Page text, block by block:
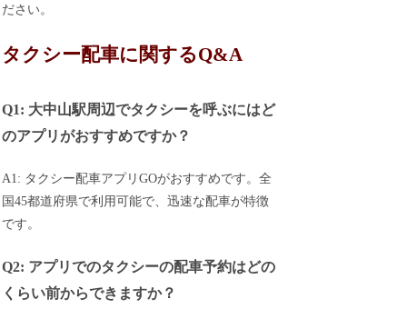
ださい。
タクシー配車に関するQ&A
Q1: 大中山駅周辺でタクシーを呼ぶにはど
のアプリがおすすめですか？
A1: タクシー配車アプリGOがおすすめです。全
国45都道府県で利用可能で、迅速な配車が特徴
です。
Q2: アプリでのタクシーの配車予約はどの
くらい前からできますか？